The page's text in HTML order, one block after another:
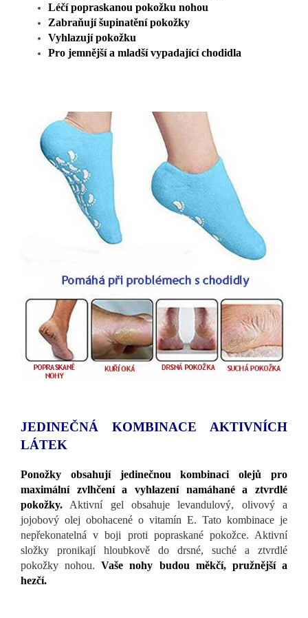
Léčí popraskanou pokožku nohou
Zabraňují šupinatění pokožky
Vyhlazují pokožku
Pro jemnější a mladší vypadající chodidla
JEDINEČNÁ KOMBINACE AKTIVNÍCH
LÁTEK
Ponožky obsahují jedinečnou kombinaci olejů pro
maximální zvlhčení a vyhlazení namáhané a ztvrdlé
pokožky. Aktivní gel obsahuje levandulový, olivový a
jojobový olej obohacené o vitamín E. Tato kombinace je
nepřekonatelná v boji proti popraskané pokožce. Aktivní
složky pronikají hloubkově do drsné, suché a ztvrdlé
pokožky nohou.Vaše nohy budou měkčí, pružnější a
hezčí.